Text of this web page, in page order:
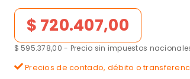
Precio de lista
$ 720.407,00
$ 595.378,00 - Precio sin impuestos
Precios de contado, débito o